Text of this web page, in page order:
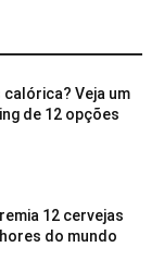
calórica? Veja um
de 12 opções
12 cervejas
do mundo